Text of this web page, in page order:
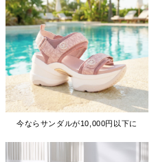
今ならサンダルが10,000円以下に